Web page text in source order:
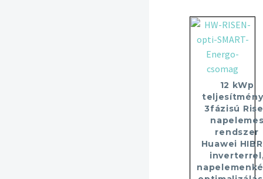
12 kWp
3fázisú
rendszer
Huawei